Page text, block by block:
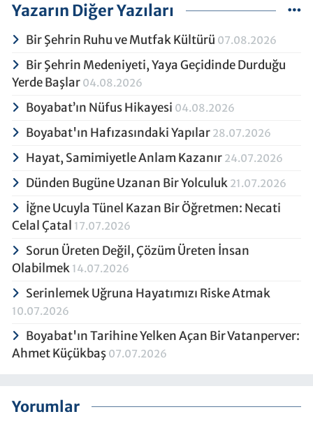
Yazarın Diğer Yazıları
Bir Şehrin Ruhu ve Mutfak Kültürü 07.08.2026
Bir Şehrin Medeniyeti, Yaya Geçidinde Durduğu
Yerde Başlar 04.08.2026
Boyabat’ın Nüfus Hikayesi 04.08.2026
Boyabat'ın Hafızasındaki Yapılar 28.07.2026
Hayat, Samimiyetle Anlam Kazanır 24.07.2026
Dünden Bugüne Uzanan Bir Yolculuk 21.07.2026
İğne Ucuyla Tünel Kazan Bir Öğretmen: Necati
Celal Çatal 17.07.2026
Sorun Üreten Değil, Çözüm Üreten İnsan
Olabilmek 14.07.2026
Serinlemek Uğruna Hayatımızı Riske Atmak
10.07.2026
Boyabat'ın Tarihine Yelken Açan Bir Vatanperver:
Ahmet Küçükbaş 07.07.2026
Yorumlar